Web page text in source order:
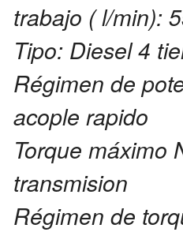
trabajo ( l/min):
Tipo: Diesel 4
Régimen de
acople rapido
Torque
transmision
Régimen de